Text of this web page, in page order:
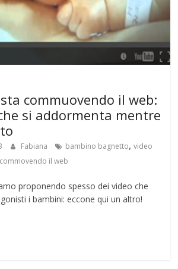
commuovendo il web:
si addormenta mentre
Fabiana bambino bagnetto,video
il web
proponendo spesso dei video che
i bambini: eccone qui un altro!